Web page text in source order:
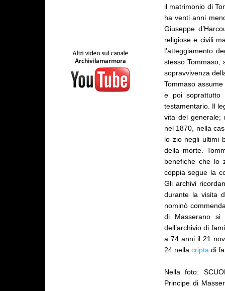
il matrimonio di
ha venti anni
Giuseppe
religiose e civili
l’atteggiamento
stesso Tommaso,
sopravvivenza
Tommaso
e poi soprattutto
testamentario. Il
vita del generale;
nel 1870, nella
lo zio negli ultimi
della morte.
benefiche che lo
coppia segue la
Gli archivi
durante la visita
nominò
di Masserano si
dell’archivio di
a 74 anni il 21
24 nella cripta di
Nella foto:
Principe di